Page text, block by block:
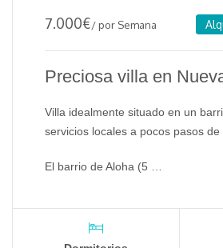
7.000€/ por Semana
Preciosa villa en
Villa idealmente situado en un
servicios locales a pocos pasos de
El barrio de Aloha (5 …